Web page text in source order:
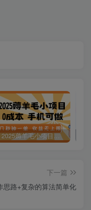
2025薅羊毛小项目，0成本 手机可做，几秒钟一单，收益无上限
下一篇
思路+复杂的算法简单化